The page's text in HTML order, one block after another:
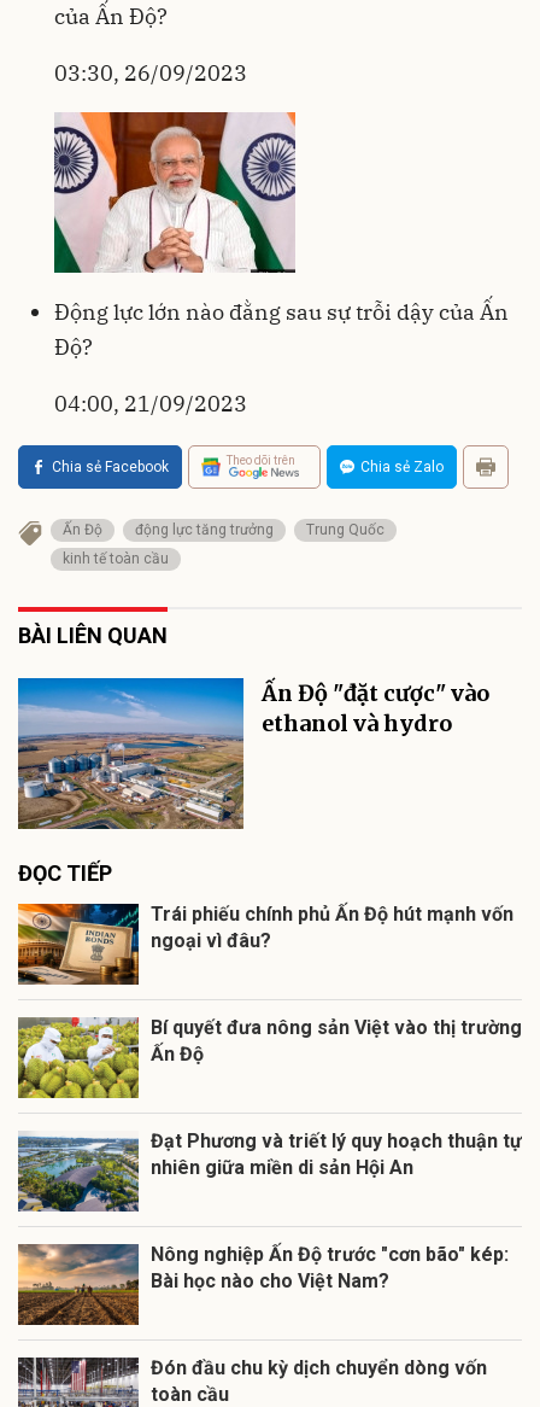
của Ấn Độ?
03:30, 26/09/2023
Động lực lớn nào đằng sau sự trỗi dậy của Ấn
Độ?
04:00, 21/09/2023
Chia sẻ Facebook Theo dõi trên Chia sẻ Zalo
Ấn Độ động lực tăng trưởng
Trung Quốc
kinh tế toàn cầu
BÀI LIÊN QUAN
Ấn Độ "đặt cược" vào
ethanol và hydro
ĐỌC TIẾP
Trái phiếu chính phủ Ấn Độ hút mạnh vốn
ngoại vì đâu?
Bí quyết đưa nông sản Việt vào thị trường
Ấn Độ
Đạt Phương và triết lý quy hoạch thuận tự
nhiên giữa miền di sản Hội An
Nông nghiệp Ấn Độ trước "cơn bão" kép:
Bài học nào cho Việt Nam?
Đón đầu chu kỳ dịch chuyển dòng vốn
toàn cầu